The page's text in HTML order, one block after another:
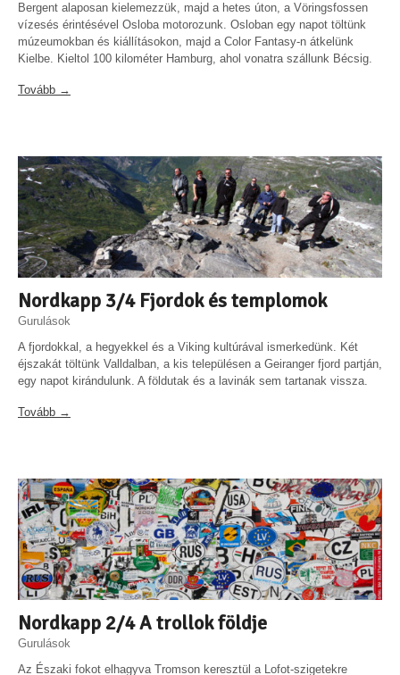
Bergent alaposan kielemezzük, majd a hetes úton, a Vöringsfossen
vízesés érintésével Osloba motorozunk. Osloban egy napot töltünk
múzeumokban és kiállításokon, majd a Color Fantasy-n átkelünk
Kielbe. Kieltol 100 kilométer Hamburg, ahol vonatra szállunk Bécsig.
Tovább →
Nordkapp 3/4 Fjordok és templomok
Gurulások
A fjordokkal, a hegyekkel és a Viking kultúrával ismerkedünk. Két
éjszakát töltünk Valldalban, a kis településen a Geiranger fjord partján,
egy napot kirándulunk. A földutak és a lavinák sem tartanak vissza.
Tovább →
Nordkapp 2/4 A trollok földje
Gurulások
Az Északi fokot elhagyva Tromson keresztül a Lofot-szigetekre